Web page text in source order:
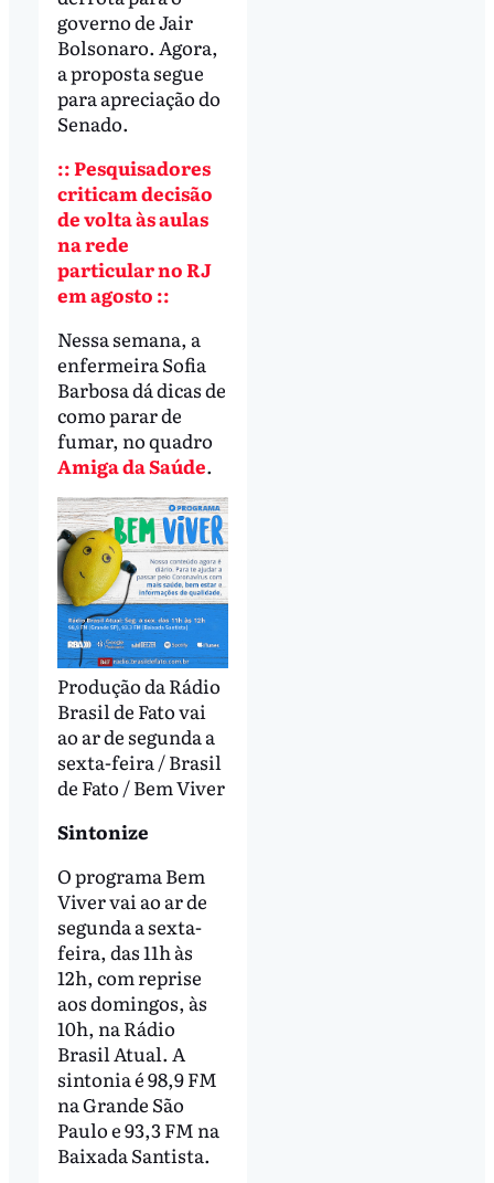
governo de Jair
Bolsonaro. Agora,
a proposta segue
para apreciação do
Senado.
:: Pesquisadores
criticam decisão
de volta às aulas
na rede
particular no RJ
em agosto ::
Nessa semana, a
enfermeira Sofia
Barbosa dá dicas de
como parar de
fumar, no quadro
Amiga da Saúde.
Produção da Rádio
Brasil de Fato vai
ao ar de segunda a
sexta-feira / Brasil
de Fato / Bem Viver
Sintonize
O programa Bem
Viver vai ao ar de
segunda a sexta-
feira, das 11h às
12h, com reprise
aos domingos, às
10h, na Rádio
Brasil Atual. A
sintonia é 98,9 FM
na Grande São
Paulo e 93,3 FM na
Baixada Santista.